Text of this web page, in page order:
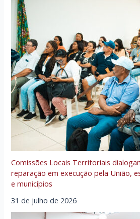
Comissões Locais Territoriais
reparação em execução pela União,
e municípios
31 de julho de 2026